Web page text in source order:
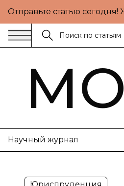
Отправьте статью
Научный журнал